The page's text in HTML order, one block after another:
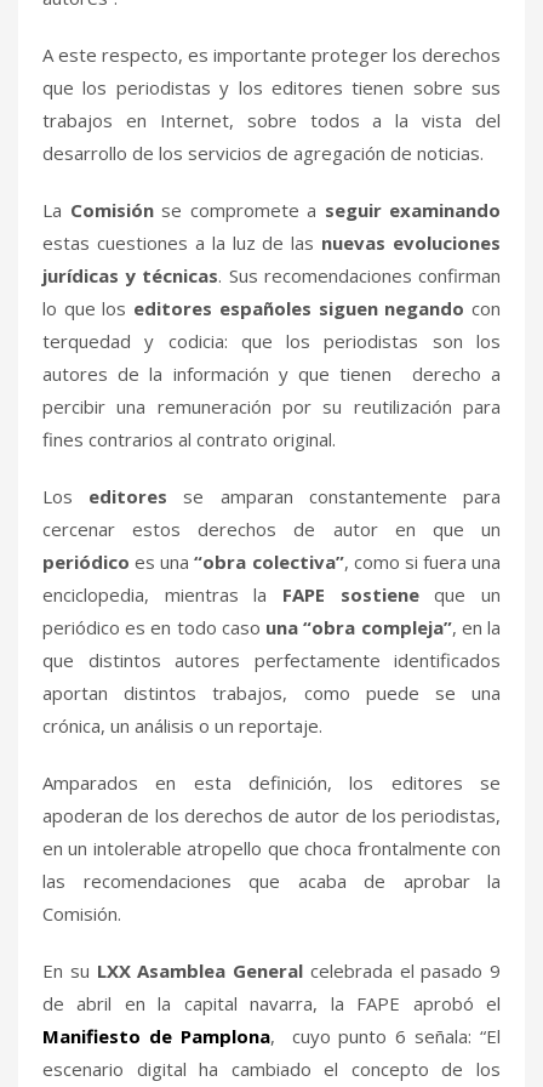
A este respecto, es importante proteger los derechos
que los periodistas y los editores tienen sobre sus
trabajos en Internet, sobre todos a la vista del
desarrollo de los servicios de agregación de noticias.
La Comisiónse compromete a seguir examinando
estas cuestiones a la luz de las nuevas evoluciones
jurídicas y técnicas. Sus recomendaciones confirman
lo que los editores españoles siguen negando con
terquedad y codicia: que los periodistas son los
autores de la información y que tienen derecho a
percibir una remuneración por su reutilización para
fines contrarios al contrato original.
Los editores se amparan constantemente para
cercenar estos derechos de autor en que un
periódicoes una “obra colectiva”, como si fuera una
enciclopedia, mientras la FAPE sostieneque un
periódico es en todo caso una “obra compleja”, en la
que distintos autores perfectamente identificados
aportan distintos trabajos, como puede se una
crónica, un análisis o un reportaje.
Amparados en esta definición, los editores se
apoderan de los derechos de autor de los periodistas,
en un intolerable atropello que choca frontalmente con
las recomendaciones que acaba de aprobar la
Comisión.
En su LXX Asamblea General celebrada el pasado 9
de abril en la capital navarra, la FAPE aprobó el
Manifiesto de Pamplona, cuyo punto 6 señala: “El
escenario digital ha cambiado el concepto de los